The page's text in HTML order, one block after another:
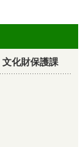
化財保護課